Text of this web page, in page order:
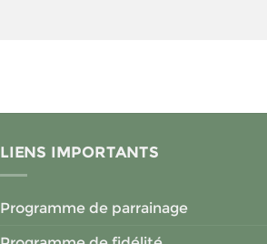
LIENS IMPORTANTS
Programme de parrainage